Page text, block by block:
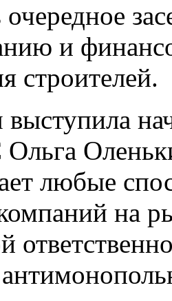
и
строителей.
любые
на